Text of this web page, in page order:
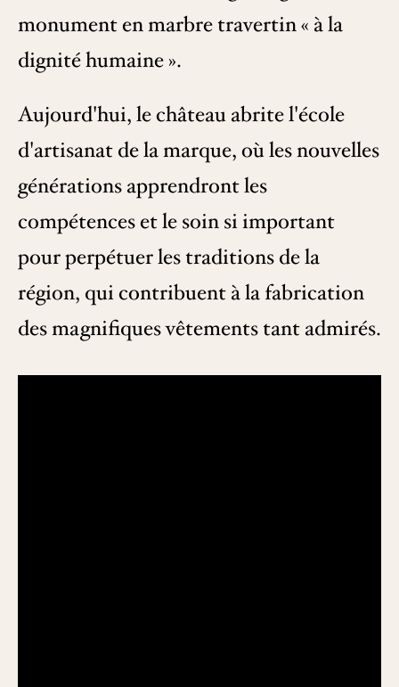
monument en marbre travertin « à la
dignité humaine ».
Aujourd'hui, le château abrite l'école
d'artisanat de la marque, où les nouvelles
générations apprendront les
compétences et le soin si important
pour perpétuer les traditions de la
région, qui contribuent à la fabrication
des magnifiques vêtements tant admirés.